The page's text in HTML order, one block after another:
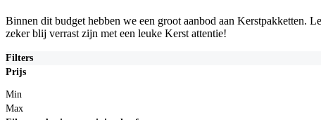
Binnen dit budget hebben we een groot aanbod aan Kerstpakketten.
zeker blij verrast zijn met een leuke Kerst attentie!
Filters
Prijs
Min
Max